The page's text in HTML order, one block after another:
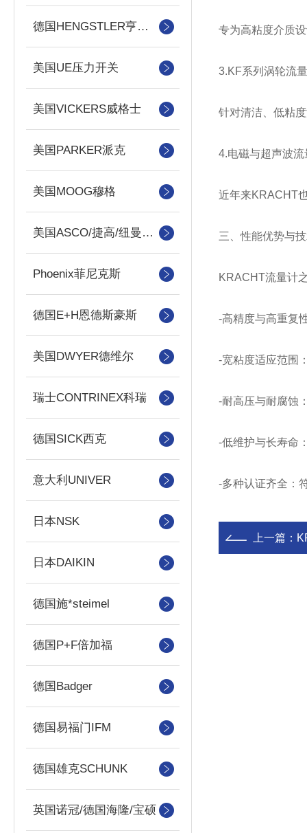
德国HENGSTLER亨士乐
美国UE压力开关
美国VICKERS威格士
美国PARKER派克
美国MOOG穆格
美国ASCO/捷高/纽曼蒂克
Phoenix菲尼克斯
德国E+H恩德斯豪斯
美国DWYER德维尔
瑞士CONTRINEX科瑞
德国SICK西克
意大利UNIVER
日本NSK
日本DAIKIN
德国施*steimel
德国P+F倍加福
德国Badger
德国易福门IFM
德国雄克SCHUNK
英国诺冠/德国海隆/宝硕
专为高粘度介质
3.KF系列涡轮流
针对清洁、低粘
4.电磁与超声波流
近年来KRACHT
三、性能优势与
KRACHT流量计
-高精度与高重复
-宽粘度适应范围
-耐高压与耐腐蚀
-低维护与长寿命
-多种认证齐全：
上一篇：